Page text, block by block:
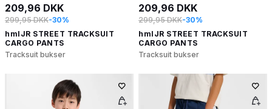
209,96 DKK
299,95 DKK-30%
hmlJR STREET TRACKSUIT
CARGO PANTS
Tracksuit bukser
209,96 DKK
299,95 DKK-30%
hmlJR STREET TRACKSUIT
CARGO PANTS
Tracksuit bukser